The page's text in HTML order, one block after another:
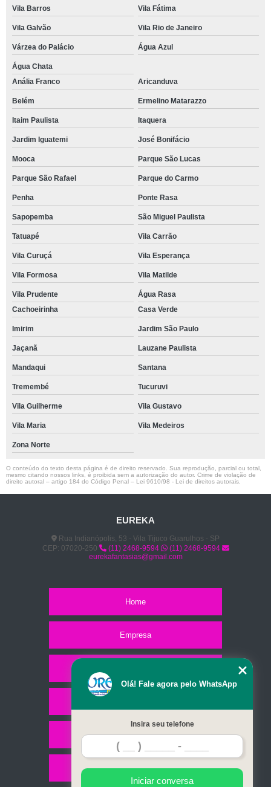
Vila Barros Vila Fátima
Vila Galvão Vila Rio de Janeiro
Várzea do Palácio Água Azul
Água Chata
Anália Franco
Aricanduva
Belém Ermelino Matarazzo
Itaim Paulista Itaquera
Jardim Iguatemi José Bonifácio
Mooca Parque São Lucas
Parque São Rafael Parque do Carmo
Penha Ponte Rasa
Sapopemba São Miguel Paulista
Tatuapé Vila Carrão
Vila Curuçá Vila Esperança
Vila Formosa Vila Matilde
Vila Prudente
Água Rasa
Cachoeirinha
Casa Verde
Imirim Jardim São Paulo
Jaçanã Lauzane Paulista
Mandaqui Santana
Tremembé Tucuruvi
Vila Guilherme Vila Gustavo
Vila Maria Vila Medeiros
Zona Norte
O conteúdo do texto desta página é de direito reservado. Sua reprodução, parcial ou total,
mesmo citando nossos links, é proibida sem a autorização do autor. Crime de violação de
direito autoral – artigo 184 do Código Penal – Lei 9610/98 - Lei de direitos autorais
EUREKA
Rua Indianópolis, 53 - Vila Tijuco Guarulhos - SP
CEP: 07020-250
(11) 2468-9594
(11) 2468-9594
eurekafantasias@gmail.com
Home
Empresa
Contato
Mapa do site
Olá! Fale agora pelo WhatsApp
Insira seu telefone
Iniciar conversa